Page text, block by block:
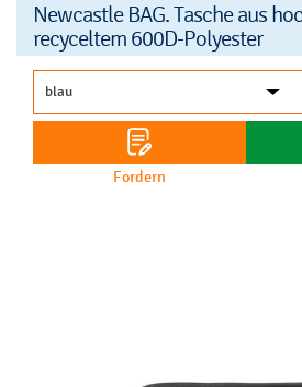
Newcastle BAG. Tasche aus
recyceltem 600D-Polyester
Fordern